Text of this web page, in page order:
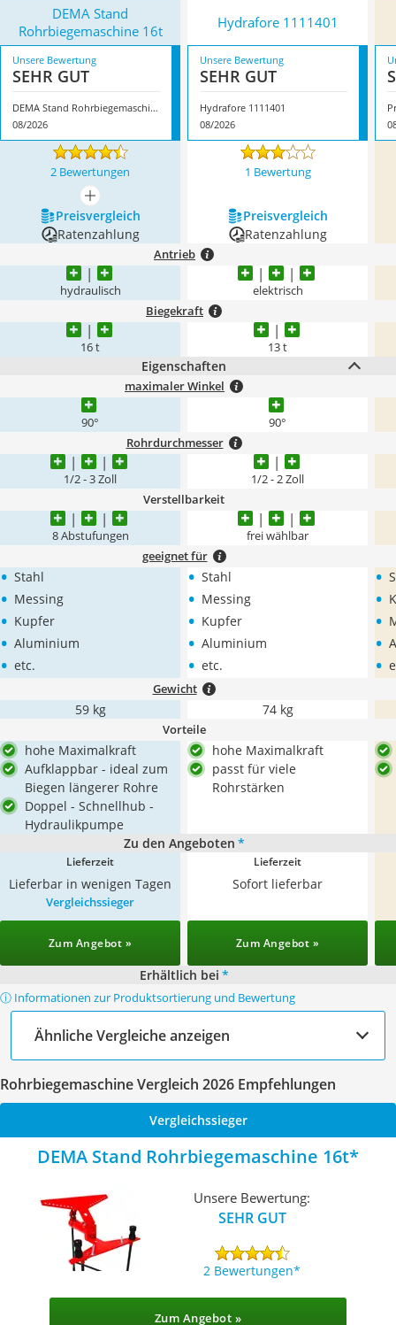
DEMA Stand
Rohrbiegemaschine 16t
Hydrafore 1111401
Unsere Bewertung
SEHR GUT
DEMA Stand Rohrbiegemaschine 16t
08/2026
Unsere Bewertung
SEHR GUT
Hydrafore 1111401
08/2026
2 Bewertungen 1 Bewertung
mehr anzeigen
Preis­vergleich
Preis­vergleich
Ratenzahlung
Ratenzahlung
Antrieb
hydraulisch elektrisch
Biegekraft
16 t 13 t
Eigenschaften
maximaler Winkel
90° 90°
Rohrdurchmesser
1/2 - 3 Zoll 1/2 - 2 Zoll
Verstellbarkeit
8 Abstufungen frei wählbar
geeignet für
• Stahl
• Messing
• Kupfer
• Aluminium
• etc.
• Stahl
• Messing
• Kupfer
• Aluminium
• etc.
•
•
•
•
•
Gewicht
59 kg 74 kg
Vorteile
hohe Maximalkraft
Aufklappbar - ideal zum
Biegen längerer Rohre
Doppel - Schnellhub -
Hydraulikpumpe
hohe Maximalkraft
passt für viele
Rohrstärken
Zu den Angeboten *
Lieferzeit
Lieferbar in wenigen Tagen
Lieferzeit
Sofort lieferbar
Vergleichssieger
Zum Angebot » Zum Angebot »
Erhältlich bei *
ⓘ Informationen zur Produktsortierung und Bewertung
Ähnliche Vergleiche anzeigen
Rohrbiegemaschine Vergleich 2026 Empfehlungen
Vergleichssieger
DEMA Stand Rohrbiegemaschine 16t
Unsere Bewertung:
SEHR GUT
2 Bewertungen
Zum Angebot »